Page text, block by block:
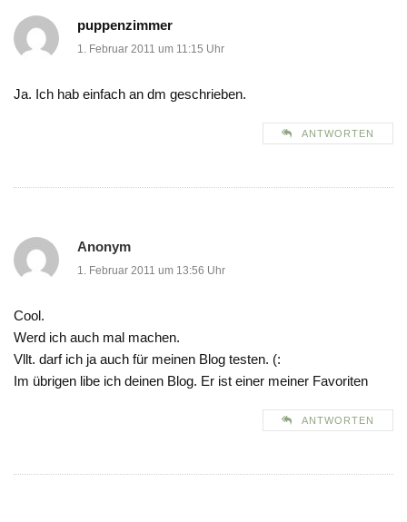
puppenzimmer
1. Februar 2011 um 11:15 Uhr
Ja. Ich hab einfach an dm geschrieben.
ANTWORTEN
Anonym
1. Februar 2011 um 13:56 Uhr
Cool.
Werd ich auch mal machen.
Vllt. darf ich ja auch für meinen Blog testen. (:
Im übrigen libe ich deinen Blog. Er ist einer meiner Favoriten
ANTWORTEN